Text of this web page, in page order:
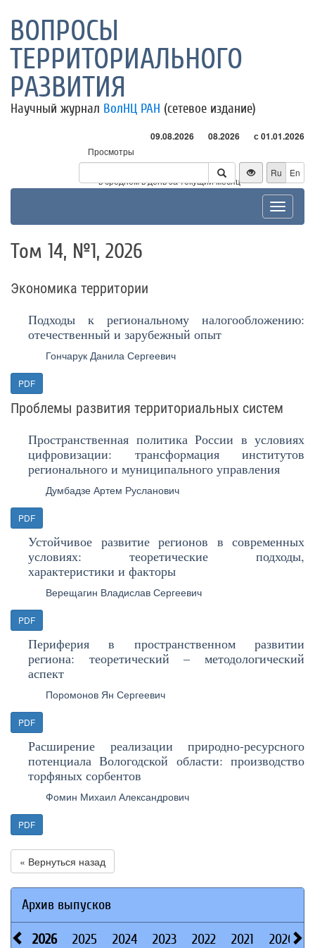
ВОПРОСЫ
ТЕРРИТОРИАЛЬНОГО
РАЗВИТИЯ
Научный журнал ВолНЦ РАН (сетевое издание)
09.08.2026 08.2026 с 01.01.2026
Просмотры
Посетители
* - в среднем в день за текущий месяц
Ru En
Toggle
Том 14, №1, 2026
Экономика территории
Подходы к региональному налогообложению:
отечественный и зарубежный опыт
Гончарук Данила Сергеевич
PDF
Проблемы развития территориальных систем
Пространственная политика России в условиях
цифровизации: трансформация институтов
регионального и муниципального управления
Думбадзе Артем Русланович
PDF
Устойчивое развитие регионов в современных
условиях: теоретические подходы,
характеристики и факторы
Верещагин Владислав Сергеевич
PDF
Периферия в пространственном развитии
региона: теоретический – методологический
аспект
Поромонов Ян Сергеевич
PDF
Расширение реализации природно-ресурсного
потенциала Вологодской области: производство
торфяных сорбентов
Фомин Михаил Александрович
PDF
« Вернуться назад
Архив выпусков
2026 2025 2024 2023 2022 2021 2020